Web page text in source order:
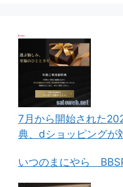
7月から開始された
典、dショッピングが
いつのまにやら